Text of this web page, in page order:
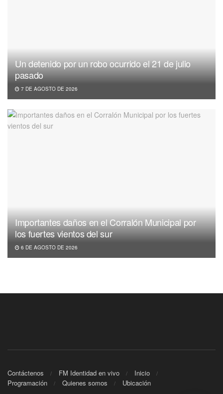
Un detenido por un robo ocurrido el 21 de julio
pasado
7 DE AGOSTO DE 2026
Importantes daños en el Corralón Municipal por
los fuertes vientos del sur
6 DE AGOSTO DE 2026
Contáctenos FM Identidad en vivo
Inicio
Programación
Quienes somos Ubicación